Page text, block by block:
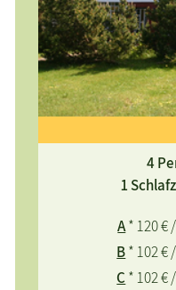
zentral gelegen,
4
1
A* 120 € /
B* 102 €
C * 102 €